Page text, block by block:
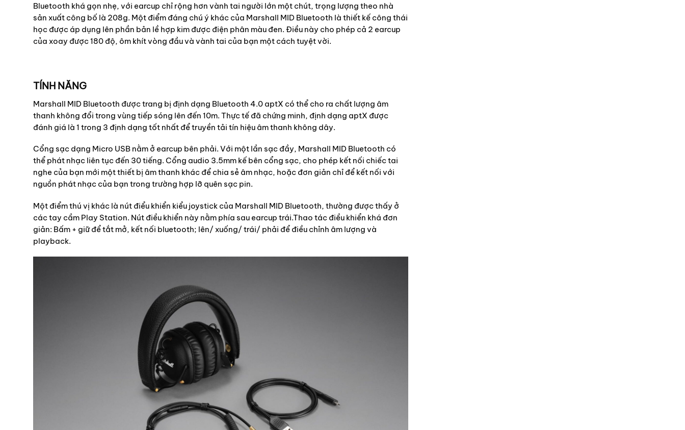
Bluetooth khá gọn nhẹ, với earcup chỉ rộng hơn vành tai người lớn một chút, trọng lượng theo nhà
sản xuất công bố là 208g. Một điểm đáng chú ý khác của Marshall MID Bluetooth là thiết kế công thái
học được áp dụng lên phần bản lề hợp kim được điện phân màu đen. Điều này cho phép cả 2 earcup
của xoay được 180 độ, ôm khít vòng đầu và vành tai của bạn một cách tuyệt vời.
TÍNH NĂNG
Marshall MID Bluetooth được trang bị định dạng Bluetooth 4.0 aptX có thể cho ra chất lượng âm
thanh không đổi trong vùng tiếp sóng lên đến 10m. Thực tế đã chứng minh, định dạng aptX được
đánh giá là 1 trong 3 định dạng tốt nhất để truyền tải tín hiệu âm thanh không dây.
Cổng sạc dạng Micro USB nằm ở earcup bên phải. Với một lần sạc đầy, Marshall MID Bluetooth có
thể phát nhạc liên tục đến 30 tiếng. Cổng audio 3.5mm kế bên cổng sạc, cho phép kết nối chiếc tai
nghe của bạn mới một thiết bị âm thanh khác để chia sẻ âm nhạc, hoặc đơn giản chỉ để kết nối với
nguồn phát nhạc của bạn trong trường hợp lỡ quên sạc pin.
Một điểm thú vị khác là nút điểu khiển kiểu joystick của Marshall MID Bluetooth, thường được thấy ở
các tay cầm Play Station. Nút điều khiển này nằm phía sau earcup trái.Thao tác điều khiển khá đơn
giản: Bấm + giữ để tắt mở, kết nối bluetooth; lên/ xuống/ trái/ phải để điều chỉnh âm lượng và
playback.